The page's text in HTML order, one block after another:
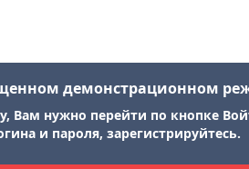
демонстрационном
Вам нужно перейти по кнопке
и пароля, зарегистрируйтесь.